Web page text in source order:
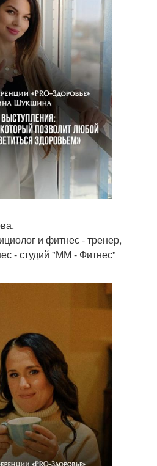
и фитнес - тренер,
- студий "ММ - Фитнес"